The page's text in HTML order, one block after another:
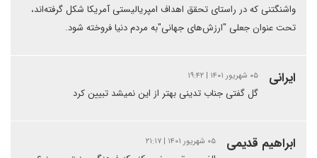
واشنگتنی که در راستای تحقق اهداف امپریالیستی آمریکا شکل گرفته‌اند،
تحت عنوان جعلی "ارزش‌های جهانی"به مردم دنیا فروخته شود.
ایرانی ۰۵ شهریور ۱۴۰۱ | ۱۹:۴۲
گل گفتی جناب تدینی بهتر از این نمیشد تبیین کرد
ابراهیم قدیمی ۰۵ شهریور ۱۴۰۱ | ۲۱:۱۷